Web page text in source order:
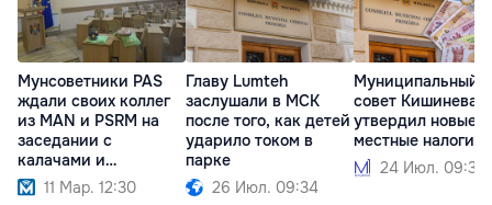
Мунсоветники PAS
ждали своих коллег
из MAN и PSRM на
заседании с
калачами и
полотенцами
11 Мар. 12:30
Главу Lumteh
заслушали в МСК
после того, как детей
ударило током в
парке
26 Июл. 09:34
Муниципальный
совет Кишинева
утвердил новые
местные налоги
24 Июл. 09:38